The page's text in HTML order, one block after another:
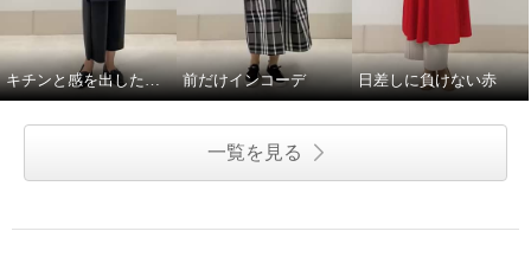
キチンと感を出したい日に。 前だけインコーデ 日差しに負けない赤
一覧を見る